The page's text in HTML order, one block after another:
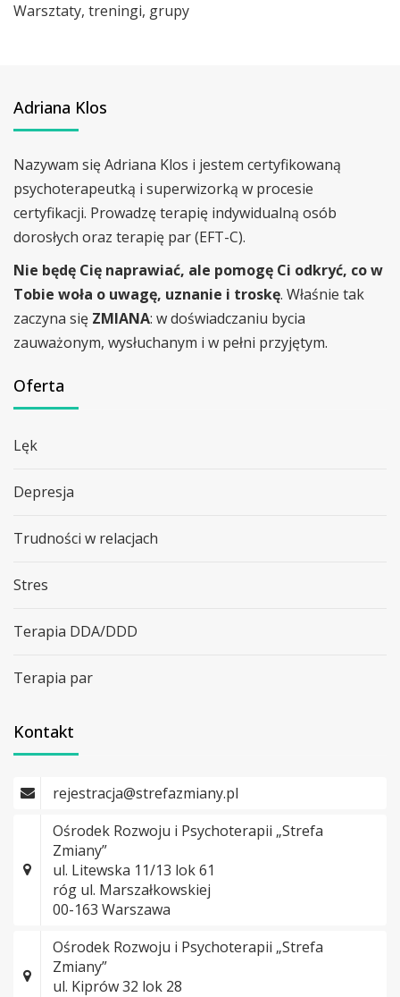
Warsztaty, treningi, grupy
Adriana Klos
Nazywam się Adriana Klos i jestem certyfikowaną
psychoterapeutką i superwizorką w procesie
certyfikacji. Prowadzę terapię indywidualną osób
dorosłych oraz terapię par (EFT-C).
Nie będę Cię naprawiać, ale pomogę Ci odkryć, co w
Tobie woła o uwagę, uznanie i troskę. Właśnie tak
zaczyna się ZMIANA: w doświadczaniu bycia
zauważonym, wysłuchanym i w pełni przyjętym.
Oferta
Lęk
Depresja
Trudności w relacjach
Stres
Terapia DDA/DDD
Terapia par
Kontakt
rejestracja@strefazmiany.pl
Ośrodek Rozwoju i Psychoterapii „Strefa
Zmiany”
ul. Litewska 11/13 lok 61
róg ul. Marszałkowskiej
00-163 Warszawa
Ośrodek Rozwoju i Psychoterapii „Strefa
Zmiany”
ul. Kiprów 32 lok 28